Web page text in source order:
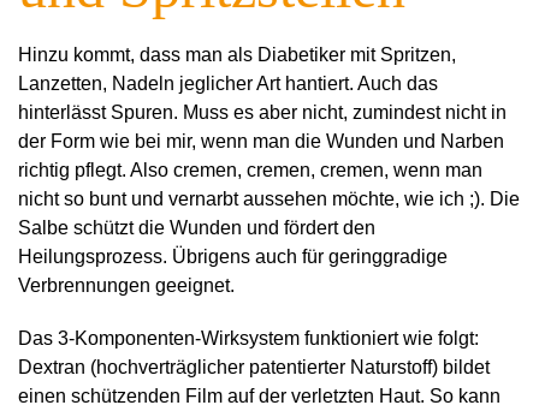
Hinzu kommt, dass man als Diabetiker mit Spritzen,
Lanzetten, Nadeln jeglicher Art hantiert. Auch das
hinterlässt Spuren. Muss es aber nicht, zumindest nicht in
der Form wie bei mir, wenn man die Wunden und Narben
richtig pflegt. Also cremen, cremen, cremen, wenn man
nicht so bunt und vernarbt aussehen möchte, wie ich ;). Die
Salbe schützt die Wunden und fördert den
Heilungsprozess. Übrigens auch für geringgradige
Verbrennungen geeignet.
Das 3-Komponenten-Wirksystem funktioniert wie folgt:
Dextran (hochverträglicher patentierter Naturstoff) bildet
einen schützenden Film auf der verletzten Haut. So kann